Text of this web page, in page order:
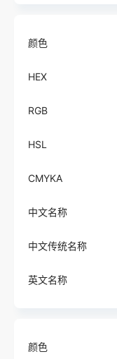
颜色
HEX
RGB
HSL
CMYKA
中文名称
中文传统名称
英文名称
颜色